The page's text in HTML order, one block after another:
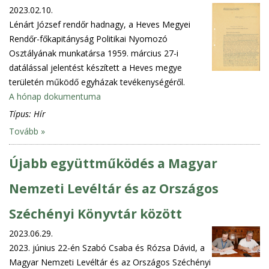
2023.02.10.
Lénárt József rendőr hadnagy, a Heves Megyei
Rendőr-főkapitányság Politikai Nyomozó
Osztályának munkatársa 1959. március 27-i
datálással jelentést készített a Heves megye
területén működő egyházak tevékenységéről.
A hónap dokumentuma
Típus: Hír
Tovább »
Újabb együttműködés a Magyar
Nemzeti Levéltár és az Országos
Széchényi Könyvtár között
2023.06.29.
2023. június 22-én Szabó Csaba és Rózsa Dávid, a
Magyar Nemzeti Levéltár és az Országos Széchényi